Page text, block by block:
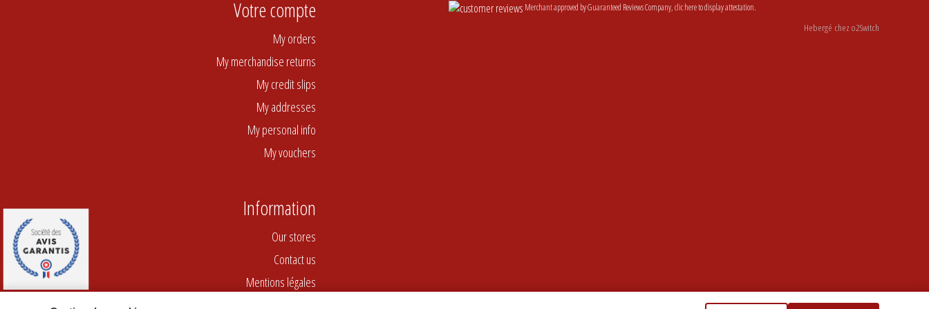
Votre compte
My orders
My merchandise returns
My credit slips
My addresses
My personal info
My vouchers
Information
Our stores
Contact us
Mentions légales
Merchant approved by Guaranteed Reviews Company,clic here to display attestation.
Hebergé chez o2Switch
9.2/10